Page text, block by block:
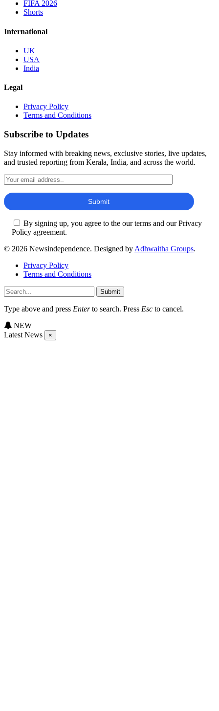
FIFA 2026
Shorts
International
UK
USA
India
Legal
Privacy Policy
Terms and Conditions
Subscribe to Updates
Stay informed with breaking news, exclusive stories, live updates,
and trusted reporting from Kerala, India, and across the world.
By signing up, you agree to the our terms and our Privacy
Policy agreement.
© 2026 Newsindependence. Designed by Adhwaitha Groups.
Privacy Policy
Terms and Conditions
Submit
Type above and press Enterto search. Press Esc to cancel.
NEW
Latest News
×